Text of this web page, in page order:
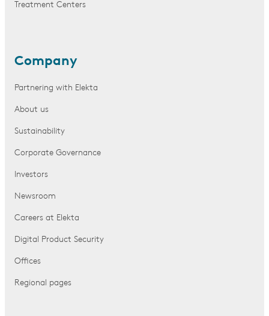
Treatment Centers
Company
Partnering with Elekta
About us
Sustainability
Corporate Governance
Investors
Newsroom
Careers at Elekta
Digital Product Security
Offices
Regional pages